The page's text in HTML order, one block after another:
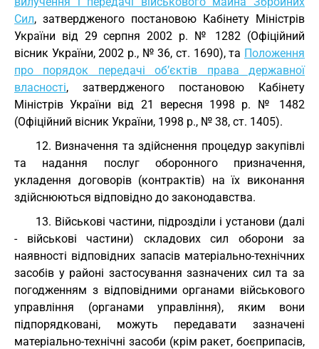
Сил, затвердженого постановою Кабінету Міністрів
України від 29 серпня 2002 р. № 1282 (Офіційний
вісник України, 2002 р., № 36, ст. 1690), та Положення
про порядок передачі об’єктів права державної
власності, затвердженого постановою Кабінету
Міністрів України від 21 вересня 1998 р. № 1482
(Офіційний вісник України, 1998 р., № 38, ст. 1405).
12. Визначення та здійснення процедур закупівлі
та надання послуг оборонного призначення,
укладення договорів (контрактів) на їх виконання
здійснюються відповідно до законодавства.
13. Військові частини, підрозділи і установи (далі
- військові частини) складових сил оборони за
наявності відповідних запасів матеріально-технічних
засобів у районі застосування зазначених сил та за
погодженням з відповідними органами військового
управління (органами управління), яким вони
підпорядковані, можуть передавати зазначені
матеріально-технічні засоби (крім ракет, боєприпасів,